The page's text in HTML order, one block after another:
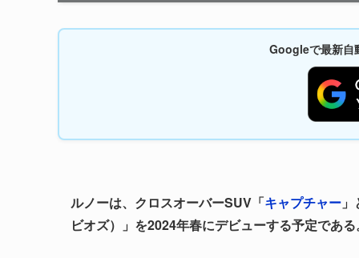
Googleで最新自
ルノーは、クロスオーバーSUV「キャプチャー
ビオズ）」を2024年春にデビューする予定であ